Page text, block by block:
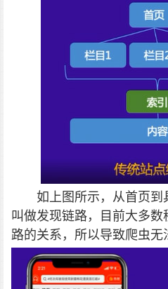
如上图所示，从首页
叫做发现链路，目前大多
路的关系，所以导致爬虫无